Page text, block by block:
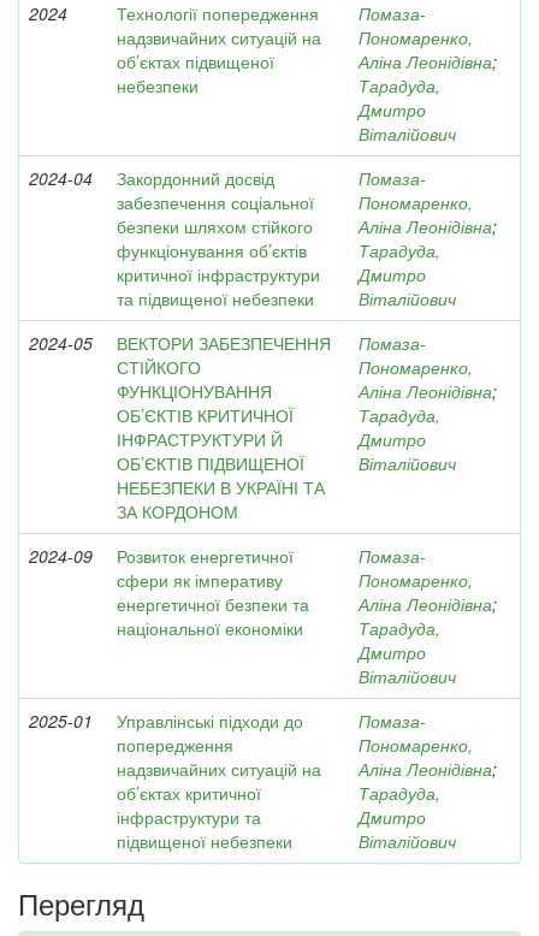
2024
Технології попередження
надзвичайних ситуацій на
об’єктах підвищеної
небезпеки
Помаза-
Пономаренко,
Аліна Леонідівна;
Тарадуда,
Дмитро
Віталійович
2024-04
Закордонний досвід
забезпечення соціальної
безпеки шляхом стійкого
функціонування об’єктів
критичної інфраструктури
та підвищеної небезпеки
Помаза-
Пономаренко,
Аліна Леонідівна;
Тарадуда,
Дмитро
Віталійович
2024-05
ВЕКТОРИ ЗАБЕЗПЕЧЕННЯ
СТІЙКОГО
ФУНКЦІОНУВАННЯ
ОБ’ЄКТІВ КРИТИЧНОЇ
ІНФРАСТРУКТУРИ Й
ОБ’ЄКТІВ ПІДВИЩЕНОЇ
НЕБЕЗПЕКИ В УКРАЇНІ ТА
ЗА КОРДОНОМ
Помаза-
Пономаренко,
Аліна Леонідівна;
Тарадуда,
Дмитро
Віталійович
2024-09
Розвиток енергетичної
сфери як імперативу
енергетичної безпеки та
національної економіки
Помаза-
Пономаренко,
Аліна Леонідівна;
Тарадуда,
Дмитро
Віталійович
2025-01
Управлінські підходи до
попередження
надзвичайних ситуацій на
об’єктах критичної
інфраструктури та
підвищеної небезпеки
Помаза-
Пономаренко,
Аліна Леонідівна;
Тарадуда,
Дмитро
Віталійович
Перегляд